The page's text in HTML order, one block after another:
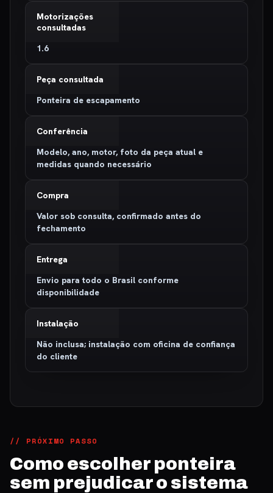
Motorizações
consultadas
1.6
Peça consultada
Ponteira de escapamento
Conferência
Modelo, ano, motor, foto da peça atual e
medidas quando necessário
Compra
Valor sob consulta, confirmado antes do
fechamento
Entrega
Envio para todo o Brasil conforme
disponibilidade
Instalação
Não inclusa; instalação com oficina de confiança
do cliente
// PRÓXIMO PASSO
Como escolher ponteira
sem prejudicar o sistema